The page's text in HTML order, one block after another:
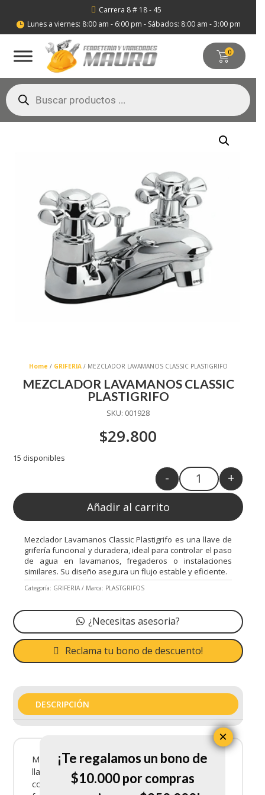
 Carrera 8 # 18 - 45
 Lunes a viernes: 8:00 am - 6:00 pm - Sábados: 8:00 am - 3:00 pm
0
Búsqueda
de
productos
Home / GRIFERIA/ MEZCLADOR LAVAMANOS CLASSIC PLASTIGRIFO
MEZCLADOR LAVAMANOS CLASSIC
PLASTIGRIFO
SKU: 001928
$29.800
15 disponibles
Quantity
- +
Añadir al carrito
Mezclador Lavamanos Classic Plastigrifo es una llave de
grifería funcional y duradera, ideal para controlar el paso
de agua en lavamanos, fregaderos o instalaciones
similares. Su diseño asegura un flujo estable y eficiente.
Categoría: GRIFERIA Marca: PLASTGRIFOS
¿Necesitas asesoria?
Reclama tu bono de descuento!
DESCRIPCIÓN
Mezclador Lavamanos Classic Plastigrifo es una
llave de grifería funcional y duradera, ideal para
controlar el paso de agua en lavamanos,
¡Te regalamos un bono de
$10.000 por compras
×